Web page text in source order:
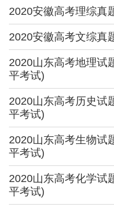
2020安徽高考理综真
2020安徽高考文综真
2020山东高考地理试
平考试)
2020山东高考历史试
平考试)
2020山东高考生物试
平考试)
2020山东高考化学试
平考试)